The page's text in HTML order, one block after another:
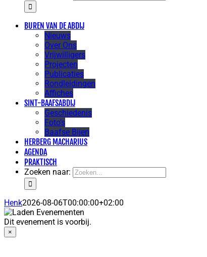
BUREN VAN DE ABDIJ
Nieuws
Over Ons
Vrijwilligers
Projecten
Publicaties
Rondleidingen
Affiches
SINT-BAAFSABDIJ
Geschiedenis
Foto’s
Baafse Bijen
HERBERG MACHARIUS
AGENDA
PRAKTISCH
Zoeken naar:
Henk2026-08-06T00:00:00+02:00
Dit evenement is voorbij.
×